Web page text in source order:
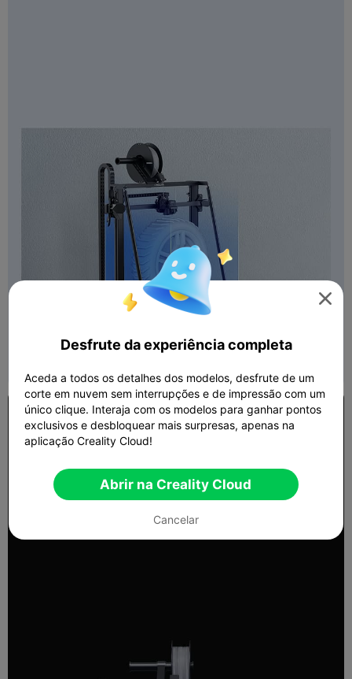

Desfrute da experiência completa
Aceda a todos os detalhes dos modelos, desfrute de um
corte em nuvem sem interrupções e de impressão com um
único clique. Interaja com os modelos para ganhar pontos
exclusivos e desbloquear mais surpresas, apenas na
aplicação Creality Cloud!
Abrir na Creality Cloud
Cancelar